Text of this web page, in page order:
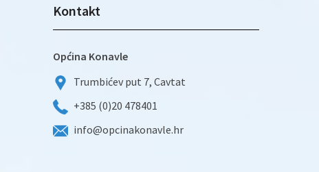
Kontakt
Općina Konavle
Trumbićev put 7, Cavtat
+385 (0)20 478401
info@opcinakonavle.hr